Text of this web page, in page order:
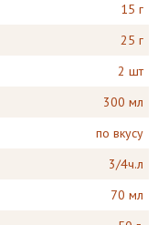
15 г
25 г
2 шт
300 мл
по вкусу
3/4ч.л
70 мл